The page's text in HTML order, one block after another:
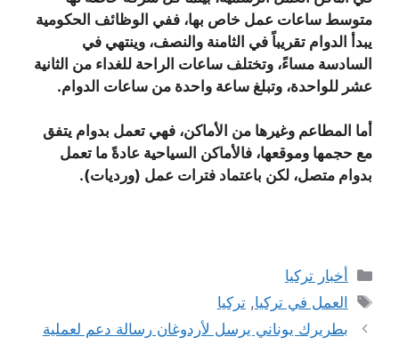
متوسط ساعات عمل خاص بها، ففي الوظائف الحكومية
يبدأ الدوام تقريباً في الثامنة والنصف، وينتهي في
السادسة مساءً، وتختلف ساعات الراحة للغداء من الثانية
عشر للواحدة، وتبلغ ساعة واحدة من ساعات الدوام.
أما المطاعم وغيرها من الأماكن، فهي تعمل بدوام يتفق
مع حجمها وموقعها، فالأماكن السياحية عادةً ما تعمل
بدوام متصل، لكن باعتماد فترات عمل (ورديات).
التصنيفات
أخبار تركيا
الوسوم
العمل في تركيا,تركيا
بطريرك يوناني يرسل لأردوغان رسالة دعم لعملية